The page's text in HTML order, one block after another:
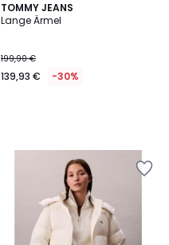
TOMMY JEANS
Lange Ärmel
199,90 €
139,93 € -30%